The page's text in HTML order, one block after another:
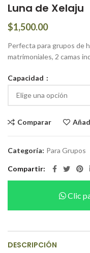
Luna de Xelaju
$1,500.00
Perfecta para grupos de
matrimoniales, 2 camas
Capacidad
Comparar
Categoría: Para Grupos
Compartir
Clic
DESCRIPCIÓN